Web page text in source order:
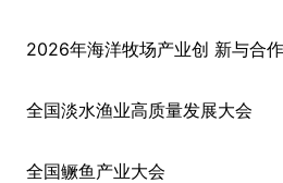
2026年海洋牧场产业创 新与合
全国淡水渔业高质量发展大会
全国鳜鱼产业大会